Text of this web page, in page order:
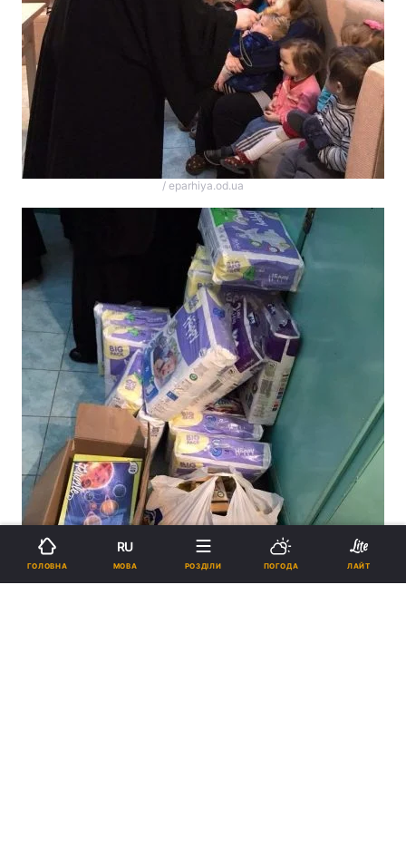
/ eparhiya.od.ua
ГОЛОВНА
RU
МОВА РОЗДІЛИ ПОГОДА ЛАЙТ